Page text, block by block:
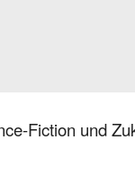
Fiction und